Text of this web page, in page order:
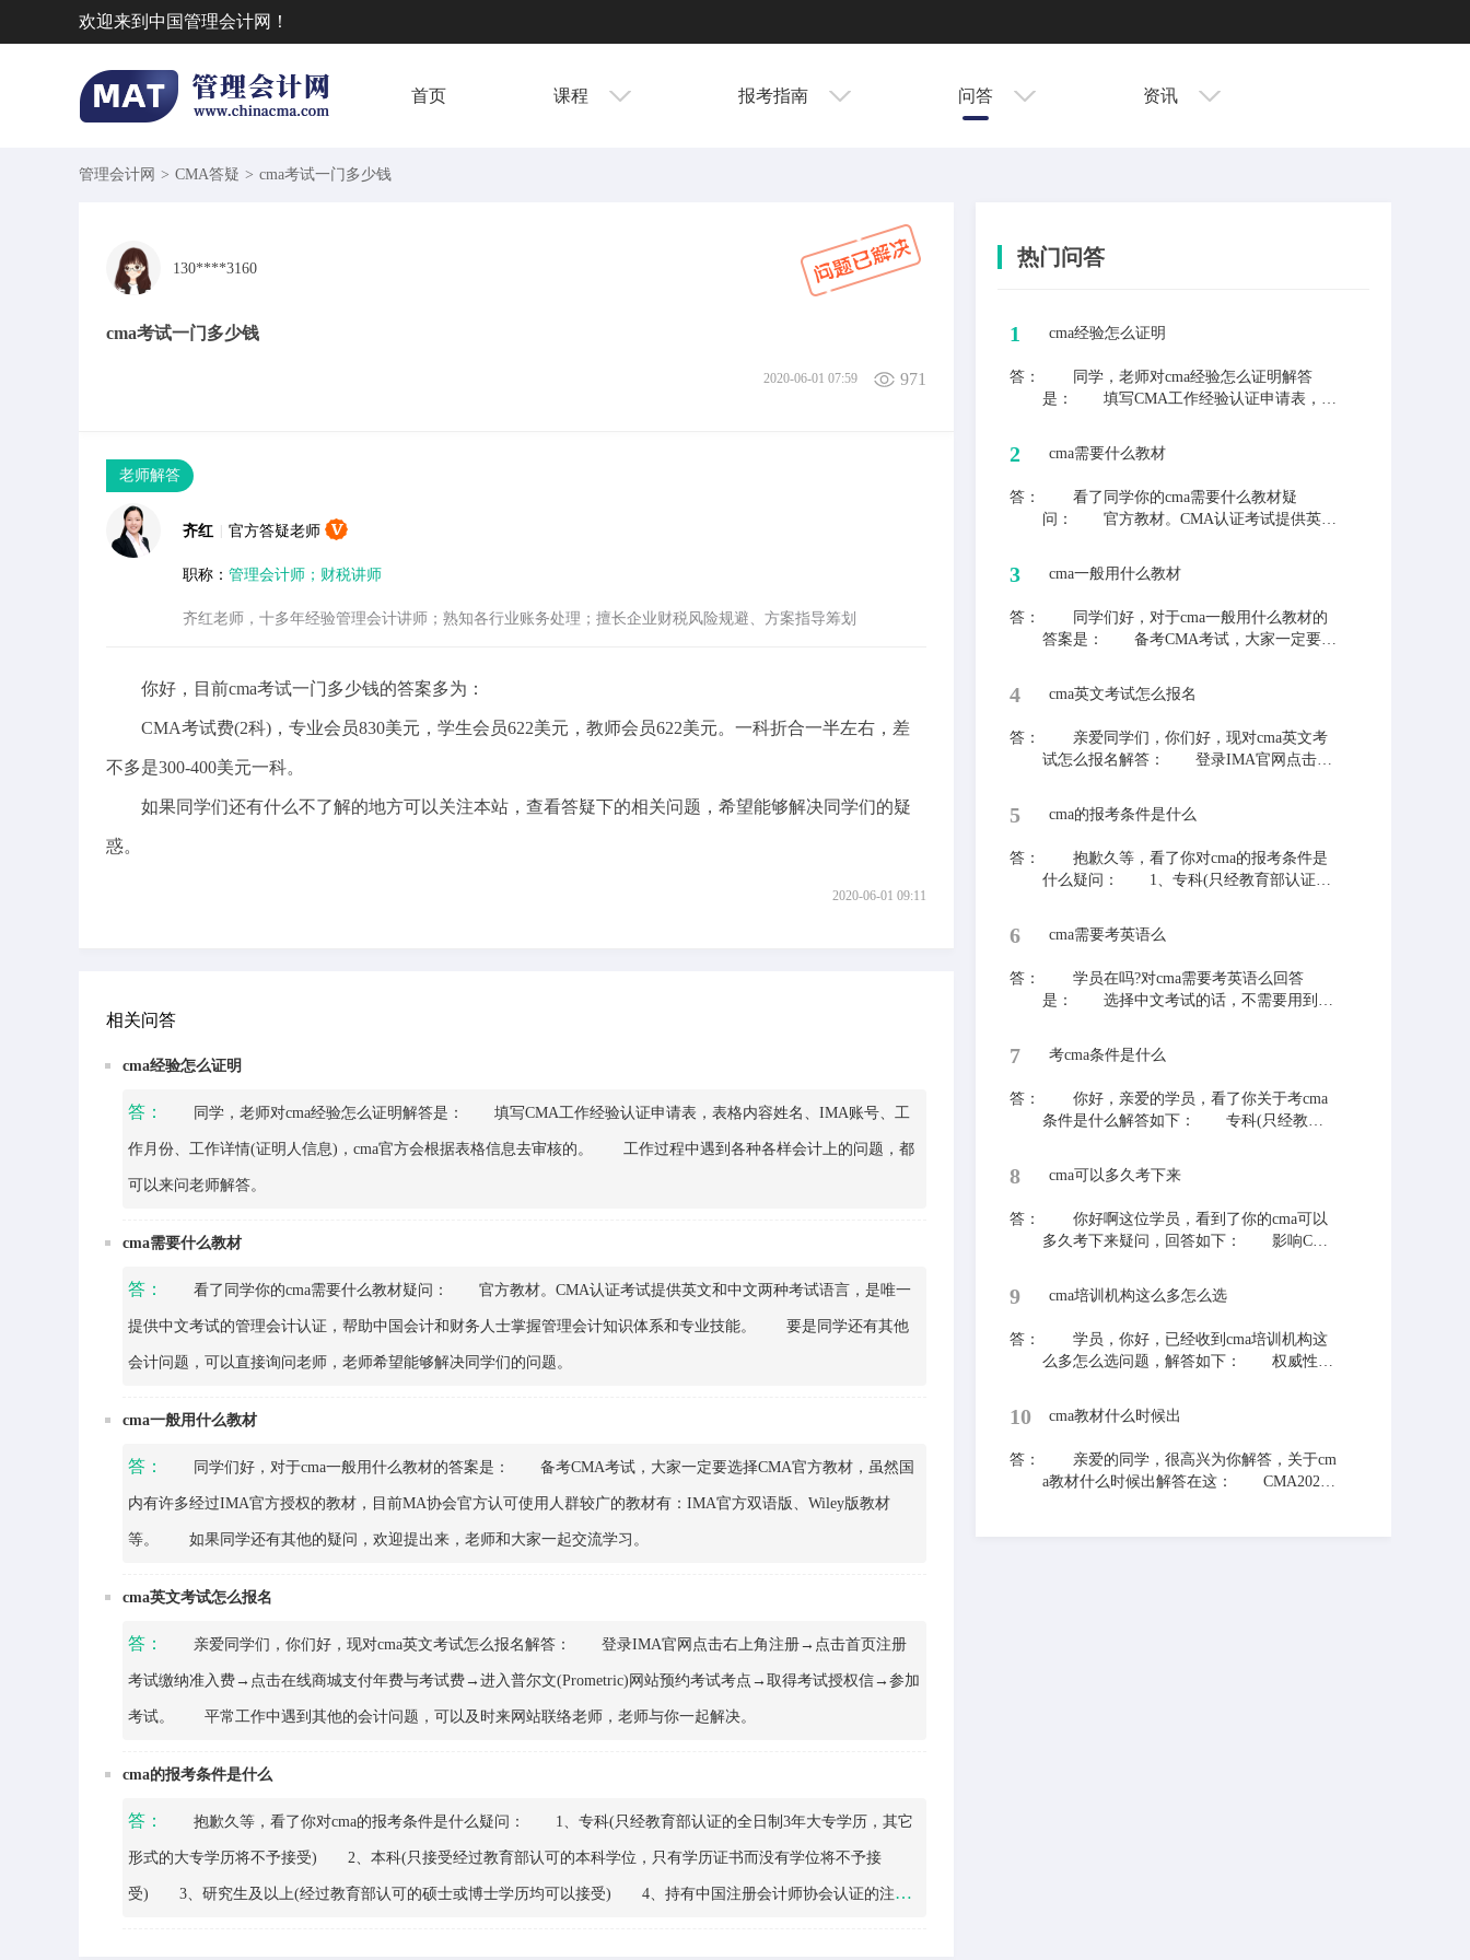
欢迎来到中国管理会计网！
首页 课程 报考指南 问答 资讯
管理会计网 > CMA答疑 > cma考试一门多少钱
130****3160
cma考试一门多少钱
971
2020-06-01 07:59
老师解答
齐红 官方答疑老师
职称： 管理会计师；财税讲师
齐红老师，十多年经验管理会计讲师；熟知各行业账务处理；擅长企业财税风险规避、方案指导筹划
你好，目前cma考试一门多少钱的答案多为：
CMA考试费(2科)，专业会员830美元，学生会员622美元，教师会员622美元。一科折合一半左右，差
不多是300-400美元一科。
如果同学们还有什么不了解的地方可以关注本站，查看答疑下的相关问题，希望能够解决同学们的疑
惑。
2020-06-01 09:11
相关问答
cma经验怎么证明
答： 同学，老师对cma经验怎么证明解答是： 填写CMA工作经验认证申请表，表格内容姓名、IMA账号、工
作月份、工作详情(证明人信息)，cma官方会根据表格信息去审核的。 工作过程中遇到各种各样会计上的问题，都
可以来问老师解答。
cma需要什么教材
答： 看了同学你的cma需要什么教材疑问： 官方教材。CMA认证考试提供英文和中文两种考试语言，是唯一
提供中文考试的管理会计认证，帮助中国会计和财务人士掌握管理会计知识体系和专业技能。 要是同学还有其他
会计问题，可以直接询问老师，老师希望能够解决同学们的问题。
cma一般用什么教材
答： 同学们好，对于cma一般用什么教材的答案是： 备考CMA考试，大家一定要选择CMA官方教材，虽然国
内有许多经过IMA官方授权的教材，目前MA协会官方认可使用人群较广的教材有：IMA官方双语版、Wiley版教材
等。 如果同学还有其他的疑问，欢迎提出来，老师和大家一起交流学习。
cma英文考试怎么报名
答： 亲爱同学们，你们好，现对cma英文考试怎么报名解答： 登录IMA官网点击右上角注册→点击首页注册
考试缴纳准入费→点击在线商城支付年费与考试费→进入普尔文(Prometric)网站预约考试考点→取得考试授权信→参加
考试。 平常工作中遇到其他的会计问题，可以及时来网站联络老师，老师与你一起解决。
cma的报考条件是什么
答： 抱歉久等，看了你对cma的报考条件是什么疑问： 1、专科(只经教育部认证的全日制3年大专学历，其它
形式的大专学历将不予接受) 2、本科(只接受经过教育部认可的本科学位，只有学历证书而没有学位将不予接
受) 3、研究生及以上(经过教育部认可的硕士或博士学历均可以接受) 4、持有中国注册会计师协会认证的注册
热门问答
1 cma经验怎么证明
答：
同学，老师对cma经验怎么证明解答
是： 填写CMA工作经验认证申请表，表
情(证明人信息)，cma官方会根据表格信息
去审核的。 工作过程中遇到各种各样会
计上的问题，都可以来问老师解答。
2 cma需要什么教材
答：
看了同学你的cma需要什么教材疑
问： 官方教材。CMA认证考试提供英文
的管理会计认证，帮助中国会计和财务人士
掌握管理会计知识体系和专业技能。 要
是同学还有其他会计问题，可以直接询问老
师，老师希望能够解决同学们的问题。
3 cma一般用什么教材
答：
同学们好，对于cma一般用什么教材的
答案是： 备考CMA考试，大家一定要选
官方授权的教材，目前MA协会官方认可使
用人群较广的教材有：IMA官方双语版、Wi
ley版教材等。 如果同学还有其他的疑
问，欢迎提出来，老师和大家一起交流学
习。
4 cma英文考试怎么报名
答：
亲爱同学们，你们好，现对cma英文考
试怎么报名解答： 登录IMA官网点击右
点击在线商城支付年费与考试费→进入普尔
文(Prometric)网站预约考试考点→取得考试
授权信→参加考试。 平常工作中遇到其
他的会计问题，可以及时来网站联络老师，
老师与你一起解决。
5 cma的报考条件是什么
答：
抱歉久等，看了你对cma的报考条件是
什么疑问： 1、专科(只经教育部认证的
将不予接受) 2、本科(只接受经过教育部
认可的本科学位，只有学历证书而没有学位
将不予接受) 3、研究生及以上(经过教育
部认可的硕士或博士学历均可以接受)
4、持有中国注册会计师协会认证的注册会
级或高级会计师证书。 ACCA的全面合
注：满足上述任意一条即可。 最后欢迎
其他学员们提出更多的问题，老师时刻为学
6 cma需要考英语么
答：
学员在吗?对cma需要考英语么回答
是： 选择中文考试的话，不需要用到英
以如果报考了英文考试，是需要英语答卷
的。 如果学员们还有什么不了解的地方
可以关注本站，查看答疑下的相关问题，希
望能够解决大家疑惑。
7 考cma条件是什么
答：
你好，亲爱的学员，看了你关于考cma
条件是什么解答如下： 专科(只经教育
大专学历将不予接受) 本科(只接受经过
教育部认可的本科学位，只有学历证书而没
有学位将不予接受) 研究生及以上(经过
教育部认可的硕士或博士学历均可以接受)
持有中国注册会计师协会认证的注册会
级或高级会计师证书。 ACCA的全面合
注：满足上述任意一条即可。 最后欢迎
同学们提出更多的问题，老师时刻为同学答
8 cma可以多久考下来
答：
你好啊这位学员，看到了你的cma可以
多久考下来疑问，回答如下： 影响CMA
否有财务基础、是否有财务工作经验、是否
购买了辅导课程、是否有充足的备考时间、
是否能够严格要求自己等都会影响备考进
度。如果单从CMA考试上来说，对于一个有
基础、还能严格要求自己的考生来说，每科
小时，备好充分的复习资料，能够全身心投
平常工作中遇到其他的会计问题，可以及
时来网站联络老师，老师与你一起解决。
9 cma培训机构这么多怎么选
答：
学员，你好，已经收到cma培训机构这
么多怎么选问题，解答如下： 权威性和
低，但是它代表着百一个机构的硬实力。从
权威度来看，是否具备IMA授权资质这是度
最基本的标准，其次是是否具备后续教育CP
E授权资知质。具体授权资质的查询大家可
登录IMA官方网站的合作伙伴页面进行核
10 cma教材什么时候出
答：
亲爱的同学，很高兴为你解答，关于cm
a教材什么时候出解答在这： CMA2020